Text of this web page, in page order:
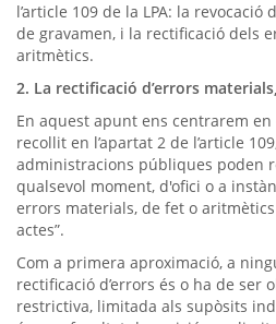
l’article 109 de la LPA: la
de gravamen, i la rectificació dels
aritmètics.
2. La rectificació d’errors
En aquest apunt ens centrarem
recollit en l’apartat 2 de l’article
administracions públiques poden
qualsevol moment, d'ofici o a
errors materials, de fet o
actes”.
Com a primera aproximació, a
rectificació d’errors és o ha de ser
restrictiva, limitada als supòsits